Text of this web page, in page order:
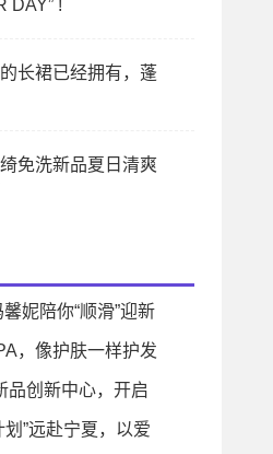
DAY” !
长裙已经拥有，蓬
免洗新品夏日清爽
妮陪你“顺滑”迎新
，像护肤一样护发
品创新中心，开启
”远赴宁夏，以爱